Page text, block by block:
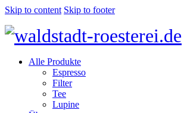
Skip to content Skip to footer
Alle Produkte
Espresso
Filter
Tee
Lupine